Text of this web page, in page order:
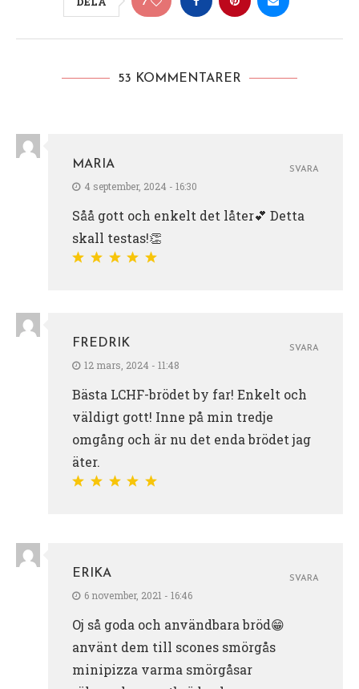
53 KOMMENTARER
MARIA
4 september, 2024 - 16:30
Såå gott och enkelt det låter💕 Detta
skall testas!👏
SVARA
FREDRIK
12 mars, 2024 - 11:48
Bästa LCHF-brödet by far! Enkelt och
väldigt gott! Inne på min tredje
omgång och är nu det enda brödet jag
äter.
SVARA
ERIKA
6 november, 2021 - 16:46
Oj så goda och användbara bröd😁
använt dem till scones smörgås
minipizza varma smörgåsar
SVARA